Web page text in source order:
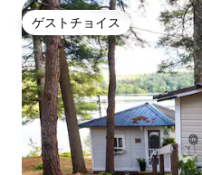
ゲストチョイス
ゲストチョイス